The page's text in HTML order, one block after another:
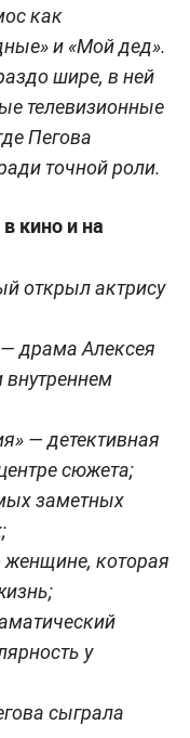
как
и «Мой дед».
шире, в ней
телевизионные
Пегова
точной роли.
кино и на
открыл актрису
драма Алексея
внутреннем
— детективная
сюжета;
заметных
которая
у
сыграла